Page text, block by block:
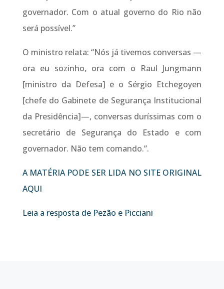
governador. Com o atual governo do Rio não
será possível.”
O ministro relata: “Nós já tivemos conversas —
ora eu sozinho, ora com o Raul Jungmann
[ministro da Defesa] e o Sérgio Etchegoyen
[chefe do Gabinete de Segurança Institucional
da Presidência]—, conversas duríssimas com o
secretário de Segurança do Estado e com
governador. Não tem comando.”.
A MATÉRIA PODE SER LIDA NO SITE ORIGINAL
AQUI
Leia a resposta de Pezão e Picciani